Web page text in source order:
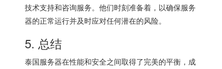
技术支持和咨询服务。他们时刻准备着，以确保服务
器的正常运行并及时应对任何潜在的风险。
5. 总结
泰国服务器在性能和安全之间取得了完美的平衡，成